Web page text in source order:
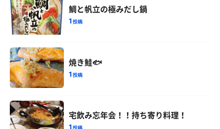
鯛と帆立の極みだし鍋
1投稿
焼き鮭🐟
1投稿
宅飲み忘年会！！持ち寄り料理！
1投稿